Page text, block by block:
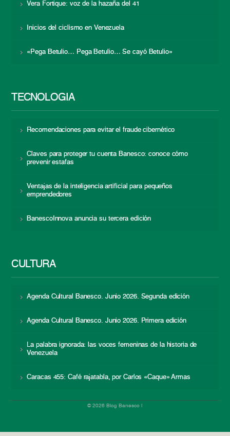
Vera Fortique: voz de la hazaña del 41
Inicios del ciclismo en Venezuela
«Pega Betulio… Pega Betulio… Se cayó Betulio»
TECNOLOGÍA
Recomendaciones para evitar el fraude cibernético
Claves para proteger tu cuenta Banesco: conoce cómo
prevenir estafas
Ventajas de la inteligencia artificial para pequeños
emprendedores
BanescoInnova anuncia su tercera edición
CULTURA
Agenda Cultural Banesco. Junio 2026. Segunda edición
Agenda Cultural Banesco. Junio 2026. Primera edición
La palabra ignorada: las voces femeninas de la historia de
Venezuela
Caracas 455: Café rajatabla, por Carlos «Caque» Armas
© 2026 Blog Banesco |